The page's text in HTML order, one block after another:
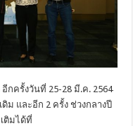
กครั้งวันที่ 25-28 มี.ค. 2564
ม และอีก 2 ครั้ง ช่วงกลางปี
ติมได้ที่